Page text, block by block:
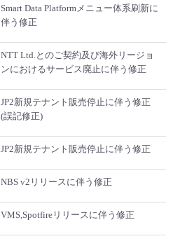
Smart Data Platformメニュー体系刷新に
伴う修正
NTT Ltd.とのご契約及び海外リージョ
ンにおけるサービス廃止に伴う修正
JP2新規テナント販売停止に伴う修正
(誤記修正)
JP2新規テナント販売停止に伴う修正
NBS v2リリースに伴う修正
VMS,Spotfireリリースに伴う修正